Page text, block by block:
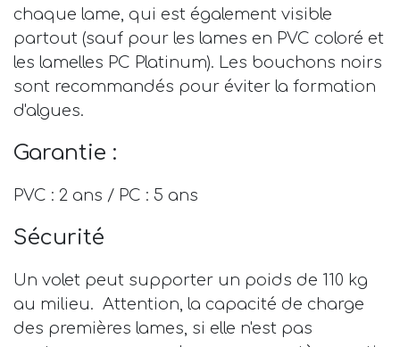
chaque lame, qui est également visible
partout (sauf pour les lames en PVC coloré et
les lamelles PC Platinum). Les bouchons noirs
sont recommandés pour éviter la formation
d'algues.
Garantie :
PVC : 2 ans / PC : 5 ans
Sécurité
Un volet peut supporter un poids de 110 kg
au milieu. Attention, la capacité de charge
des premières lames, si elle n'est pas